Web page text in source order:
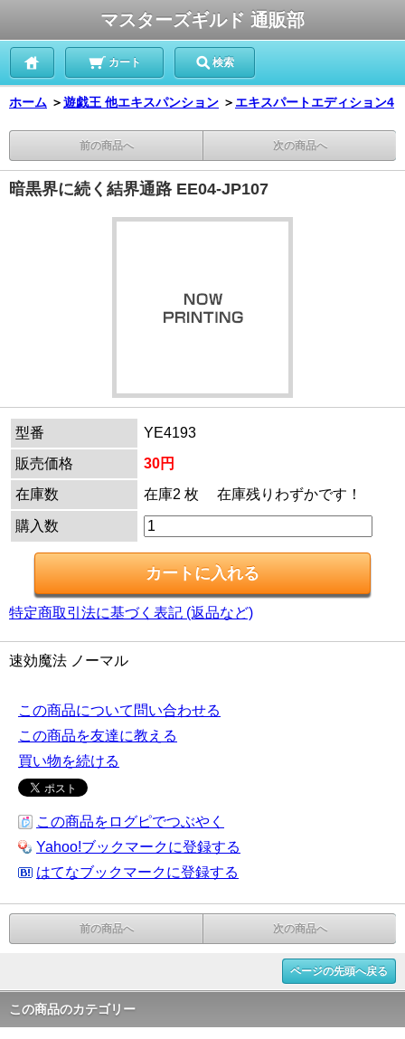
マスターズギルド 通販部
カート 検索
ホーム ＞遊戯王 他エキスパンション ＞ エキスパートエディション4
前の商品へ 次の商品へ
暗黒界に続く結界通路 EE04-JP107
型番
YE4193
販売価格
30円
在庫数
在庫2 枚 在庫残りわずかです！
購入数
特定商取引法に基づく表記 (返品など)
速効魔法 ノーマル
この商品について問い合わせる
この商品を友達に教える
買い物を続ける
この商品をログピでつぶやく
Yahoo!ブックマークに登録する
はてなブックマークに登録する
前の商品へ 次の商品へ
ページの先頭へ戻る
この商品のカテゴリー